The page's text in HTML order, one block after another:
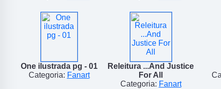
One ilustrada pg - 01
Categoria: Fanart
Releitura ...And Justice
For All
Categoria: Fanart